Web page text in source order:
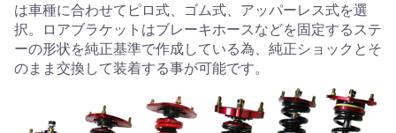
は車種に合わせてピロ式、ゴム式、アッパーレス式を選
択。ロアブラケットはブレーキホースなどを固定するステ
ーの形状を純正基準で作成している為、純正ショックとそ
のまま交換して装着する事が可能です。